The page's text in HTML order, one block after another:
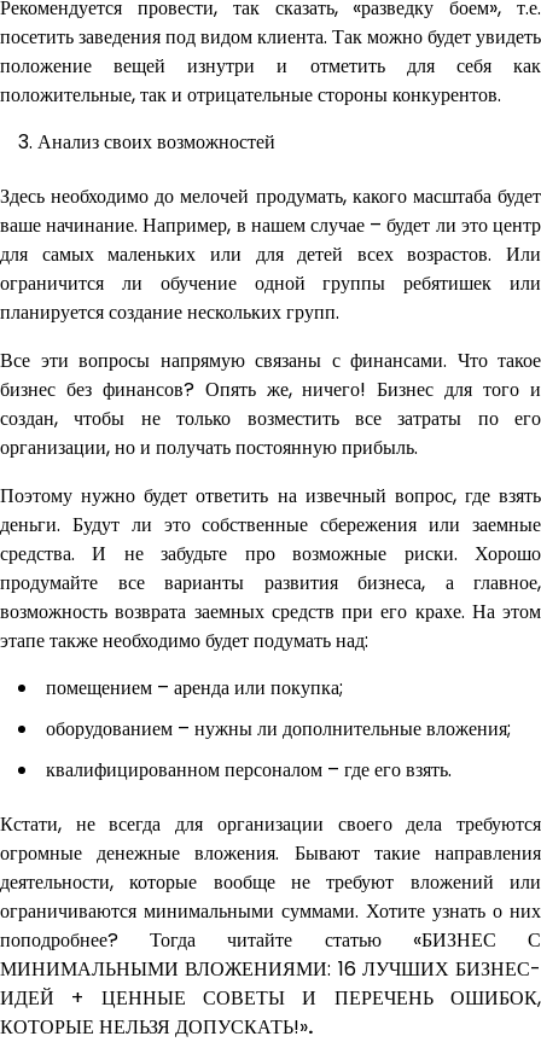
Рекомендуется провести, так сказать, «разведку боем», т.е.
посетить заведения под видом клиента. Так можно будет увидеть
положение вещей изнутри и отметить для себя как
положительные, так и отрицательные стороны конкурентов.
Анализ своих возможностей
Здесь необходимо до мелочей продумать, какого масштаба будет
ваше начинание. Например, в нашем случае – будет ли это центр
для самых маленьких или для детей всех возрастов. Или
ограничится ли обучение одной группы ребятишек или
планируется создание нескольких групп.
Все эти вопросы напрямую связаны с финансами. Что такое
бизнес без финансов? Опять же, ничего! Бизнес для того и
создан, чтобы не только возместить все затраты по его
организации, но и получать постоянную прибыль.
Поэтому нужно будет ответить на извечный вопрос, где взять
деньги. Будут ли это собственные сбережения или заемные
средства. И не забудьте про возможные риски. Хорошо
продумайте все варианты развития бизнеса, а главное,
возможность возврата заемных средств при его крахе. На этом
этапе также необходимо будет подумать над:
помещением – аренда или покупка;
оборудованием – нужны ли дополнительные вложения;
квалифицированном персоналом – где его взять.
Кстати, не всегда для организации своего дела требуются
огромные денежные вложения. Бывают такие направления
деятельности, которые вообще не требуют вложений или
ограничиваются минимальными суммами. Хотите узнать о них
поподробнее? Тогда читайте статью «БИЗНЕС С
МИНИМАЛЬНЫМИ ВЛОЖЕНИЯМИ: 16 ЛУЧШИХ БИЗНЕС-
ИДЕЙ + ЦЕННЫЕ СОВЕТЫ И ПЕРЕЧЕНЬ ОШИБОК,
КОТОРЫЕ НЕЛЬЗЯ ДОПУСКАТЬ!».